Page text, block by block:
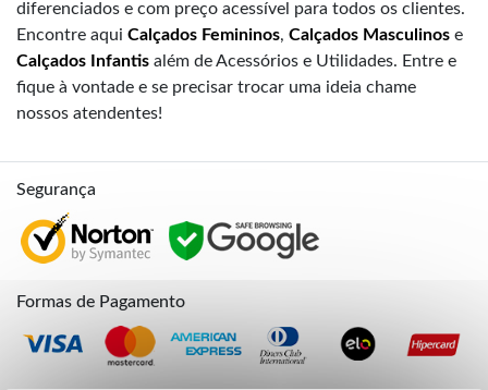
diferenciados e com preço acessível para todos os clientes.
Encontre aqui Calçados Femininos, Calçados Masculinos e
Calçados Infantis além de Acessórios e Utilidades. Entre e
fique à vontade e se precisar trocar uma ideia chame
nossos atendentes!
Segurança
Formas de Pagamento